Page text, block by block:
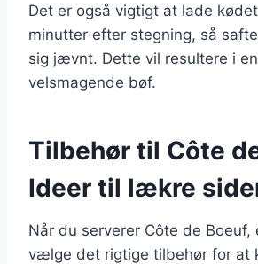
Det er også vigtigt at lade
minutter efter stegning, så
sig jævnt. Dette vil resultere i
velsmagende bøf.
Tilbehør til Côte
Ideer til lækre
Når du serverer Côte de
vælge det rigtige tilbehør for at